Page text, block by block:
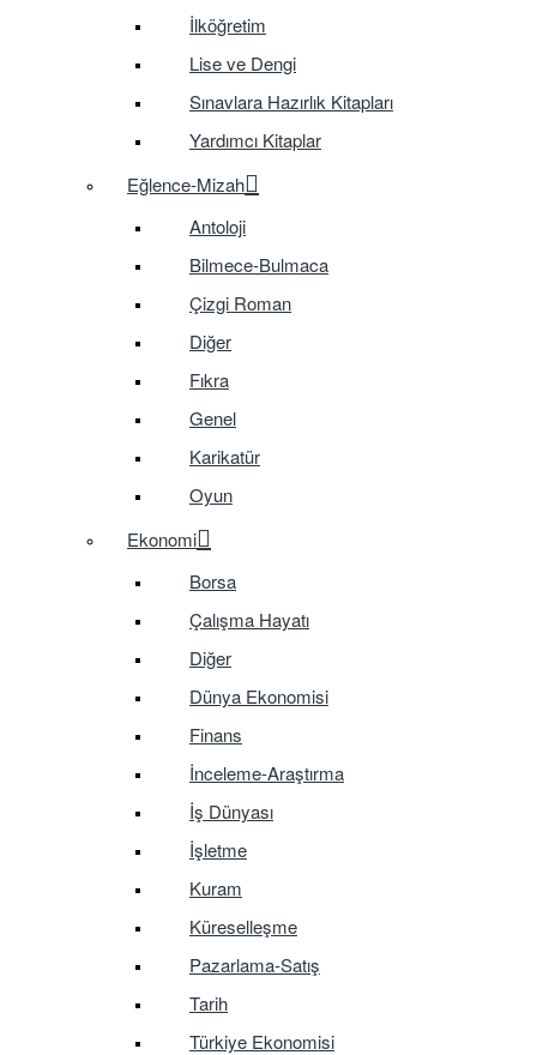
İlköğretim
Lise ve Dengi
Sınavlara Hazırlık Kitapları
Yardımcı Kitaplar
Eğlence-Mizah
Antoloji
Bilmece-Bulmaca
Çizgi Roman
Diğer
Fıkra
Genel
Karikatür
Oyun
Ekonomi
Borsa
Çalışma Hayatı
Diğer
Dünya Ekonomisi
Finans
İnceleme-Araştırma
İş Dünyası
İşletme
Kuram
Küreselleşme
Pazarlama-Satış
Tarih
Türkiye Ekonomisi